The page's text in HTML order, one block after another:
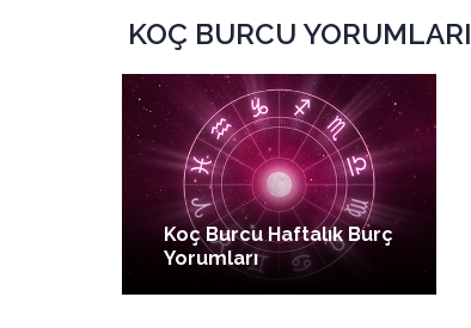
KOÇ BURCU YORUMLARI
Koç Burcu Haftalık Burç
Yorumları